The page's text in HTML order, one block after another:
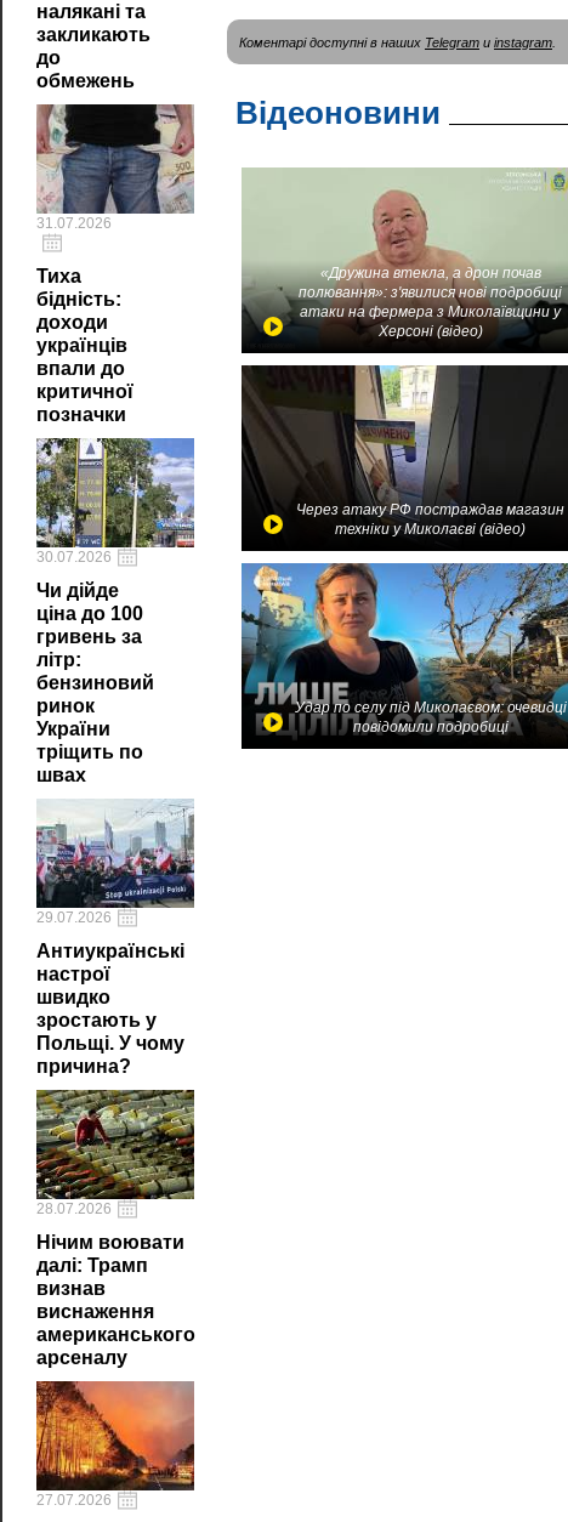
налякані та
закликають
до
обмежень
31.07.2026
Тиха
бідність:
доходи
українців
впали до
критичної
позначки
30.07.2026
Чи дійде
ціна до 100
гривень за
літр:
бензиновий
ринок
України
тріщить по
швах
29.07.2026
Антиукраїнські
настрої
швидко
зростають у
Польщі. У чому
причина?
28.07.2026
Нічим воювати
далі: Трамп
визнав
виснаження
американського
арсеналу
27.07.2026
Коментарі доступні в наших Telegram и instagram
Відеоновини
«Дружина втекла, а дрон почав
полювання»: з'явилися нові подробиці
атаки на фермера з Миколаївщини у
Херсоні (відео)
Через атаку РФ постраждав магазин
техніки у Миколаєві (відео)
Удар по селу під Миколаєвом: очевидці
повідомили подробиці